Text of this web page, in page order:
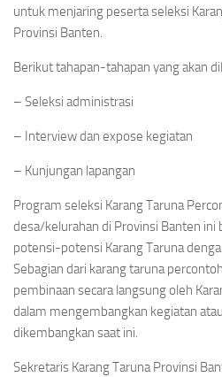
untuk menjaring peserta seleksi
Provinsi Banten.
Berikut tahapan-tahapan yang akan
– Seleksi administrasi
– Interview dan expose kegiatan
– Kunjungan lapangan
Program seleksi Karang Taruna
desa/kelurahan di Provinsi Banten ini
potensi-potensi Karang Taruna
Sebagian dari karang taruna
pembinaan secara langsung oleh
dalam mengembangkan kegiatan
dikembangkan saat ini.
Sekretaris Karang Taruna Provinsi